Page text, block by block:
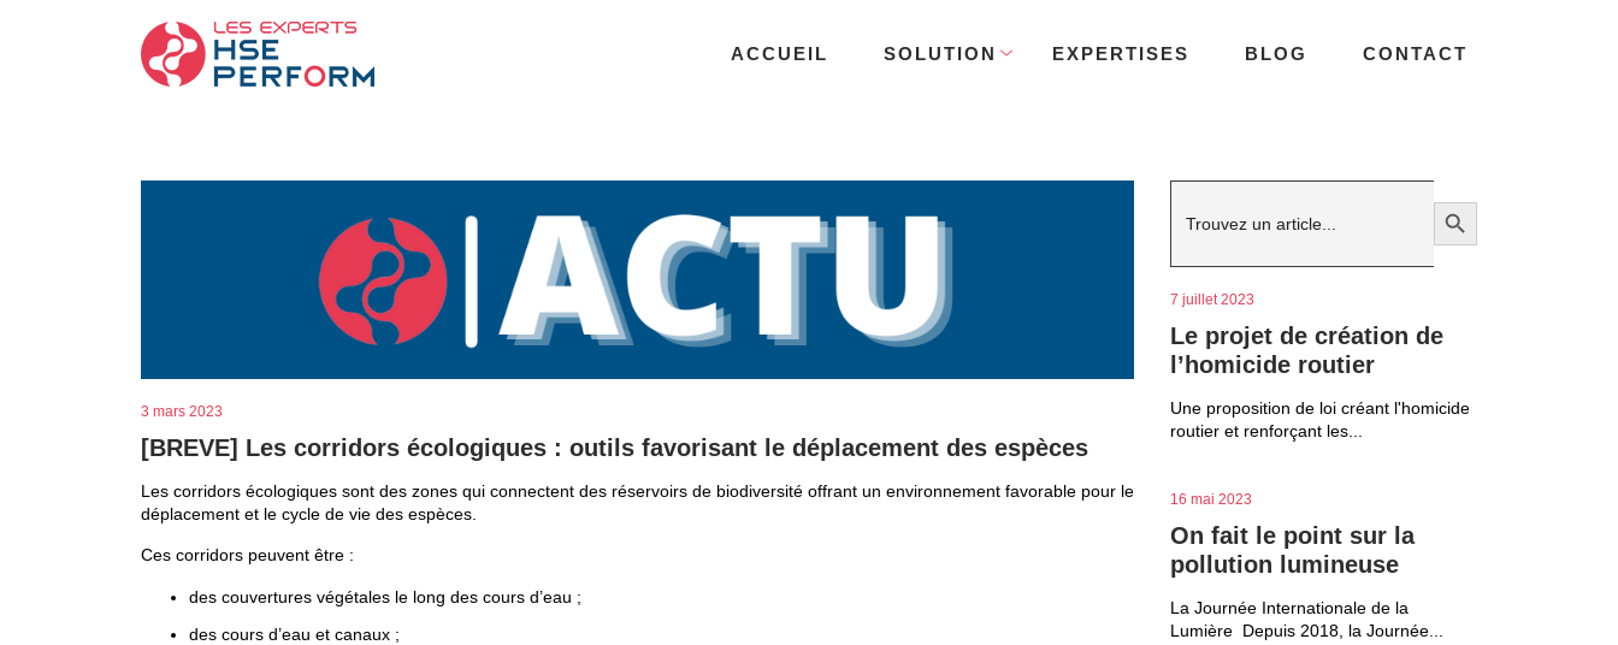
ACCUEIL SOLUTION EXPERTISES BLOG CONTACT
3 mars 2023
[BREVE] Les corridors écologiques : outils favorisant le déplacement des espèces
Les corridors écologiques sont des zones qui connectent des réservoirs de biodiversité offrant un environnement favorable pour le
déplacement et le cycle de vie des espèces.
Ces corridors peuvent être :
des couvertures végétales le long des cours d’eau ;
des cours d’eau et canaux ;
Search
Search Button
7 juillet 2023
Le projet de création de
l’homicide routier
Une proposition de loi créant l'homicide
routier et renforçant les...
16 mai 2023
On fait le point sur la
pollution lumineuse
La Journée Internationale de la
Lumière Depuis 2018, la Journée...